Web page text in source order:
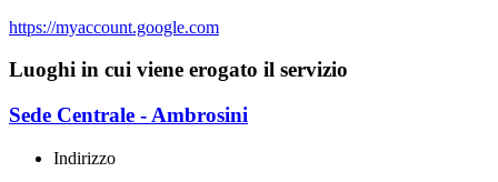
https://myaccount.google.com
Luoghi in cui viene erogato il servizio
Sede Centrale - Ambrosini
Indirizzo